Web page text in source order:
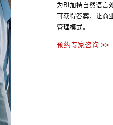
为BI加持自然语言
可获得答案，让商
管理模式。
预约专家咨询 >>